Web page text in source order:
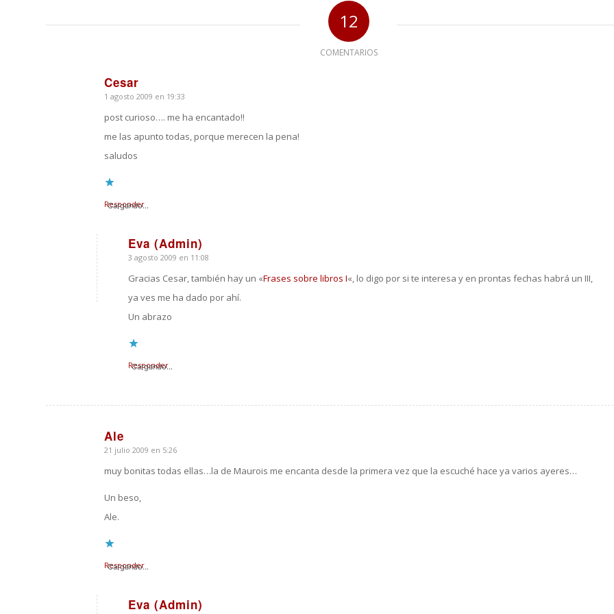
12
COMENTARIOS
Cesar
Dice:
1 agosto 2009 en 19:33
post curioso…. me ha encantado!!
me las apunto todas, porque merecen la pena!
saludos
Cargando...
Responder
Eva (Admin)
Dice:
3 agosto 2009 en 11:08
Gracias Cesar, también hay un «Frases sobre libros I«, lo digo por si te interesa y en prontas fechas habrá un III,
ya ves me ha dado por ahí.
Un abrazo
Cargando...
Responder
Ale
Dice:
21 julio 2009 en 5:26
muy bonitas todas ellas…la de Maurois me encanta desde la primera vez que la escuché hace ya varios ayeres…
Un beso,
Ale.
Cargando...
Responder
Eva (Admin)